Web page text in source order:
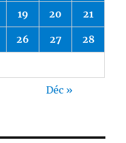
19 20 21
26 27 28
Déc »